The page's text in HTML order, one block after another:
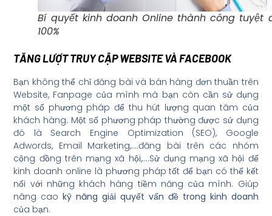
Bí quyết kinh doanh Online thành công tuyệt
100%
TĂNG LƯỢT TRUY CẬP WEBSITE VÀ FACEBOOK
Bạn không thể chỉ đăng bài và bán hàng đơn thuần trên
Website, Fanpage của mình mà bạn còn cần sử dụng
một số phương pháp để thu hút lượng quan tâm của
khách hàng. Một số phương pháp thường được sử dụng
đó là Search Engine Optimization (SEO), Google
Adwords, Email Marketing,….đăng bài trên các nhóm
cộng đồng trên mạng xã hội,….Sử dụng mạng xã hội để
kinh doanh online là phương pháp tốt để bạn có thể kết
nối với những khách hàng tiềm năng của mình. Giúp
nâng caokỹ năng giải quyết vấn đề trong kinh doanh
của bạn.